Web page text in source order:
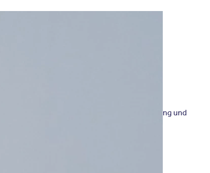
Rehabilitation, ambulanten Versorgung und